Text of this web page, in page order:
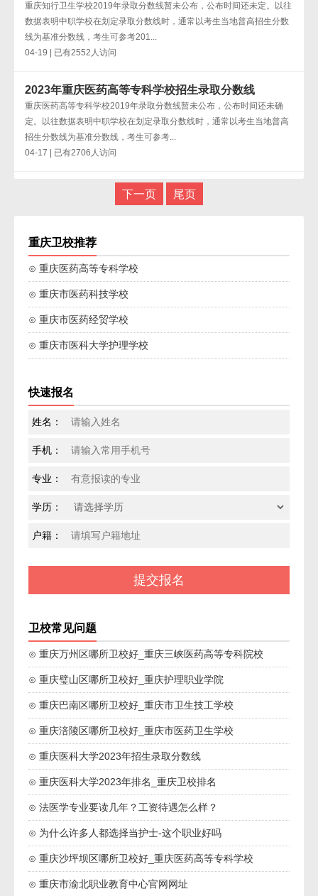
重庆知行卫生学校2019年录取分数线暂未公布，公布时间还未定。以往
数据表明中职学校在划定录取分数线时，通常以考生当地普高招生分数
线为基准分数线，考生可参考201...
04-19 | 已有2552人访问
2023年重庆医药高等专科学校招生录取分数线
重庆医药高等专科学校2019年录取分数线暂未公布，公布时间还未确
定。以往数据表明中职学校在划定录取分数线时，通常以考生当地普高
招生分数线为基准分数线，考生可参考...
04-17 | 已有2706人访问
下一页 尾页
重庆卫校推荐
⊙ 重庆医药高等专科学校
⊙ 重庆市医药科技学校
⊙ 重庆市医药经贸学校
⊙ 重庆市医科大学护理学校
快速报名
姓名：
手机：
专业：
学历：
户籍：
卫校常见问题
⊙ 重庆万州区哪所卫校好_重庆三峡医药高等专科院校
⊙ 重庆璧山区哪所卫校好_重庆护理职业学院
⊙ 重庆巴南区哪所卫校好_重庆市卫生技工学校
⊙ 重庆涪陵区哪所卫校好_重庆市医药卫生学校
⊙ 重庆医科大学2023年招生录取分数线
⊙ 重庆医科大学2023年排名_重庆卫校排名
⊙ 法医学专业要读几年？工资待遇怎么样？
⊙ 为什么许多人都选择当护士-这个职业好吗
⊙ 重庆沙坪坝区哪所卫校好_重庆医药高等专科学校
⊙ 重庆市渝北职业教育中心官网网址